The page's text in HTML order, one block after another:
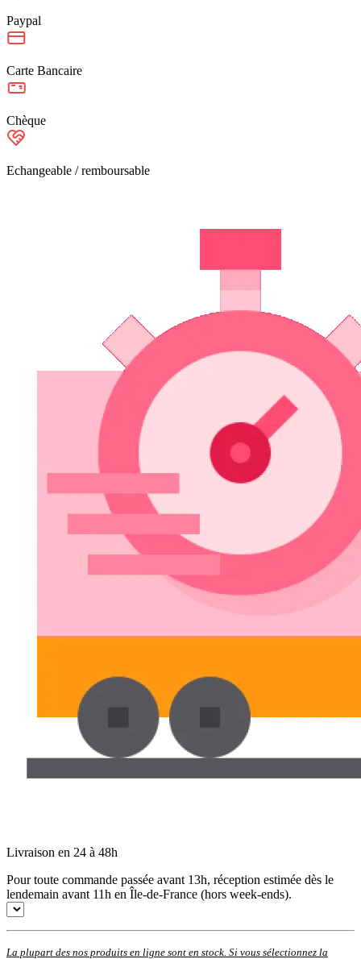
Paypal
Carte Bancaire
Chèque
Echangeable / remboursable
Livraison en 24 à 48h
Pour toute commande passée avant 13h, réception estimée dès le
lendemain avant 11h en Île-de-France (hors week-ends).
La plupart des nos produits en ligne sont en stock. Si vous sélectionnez la